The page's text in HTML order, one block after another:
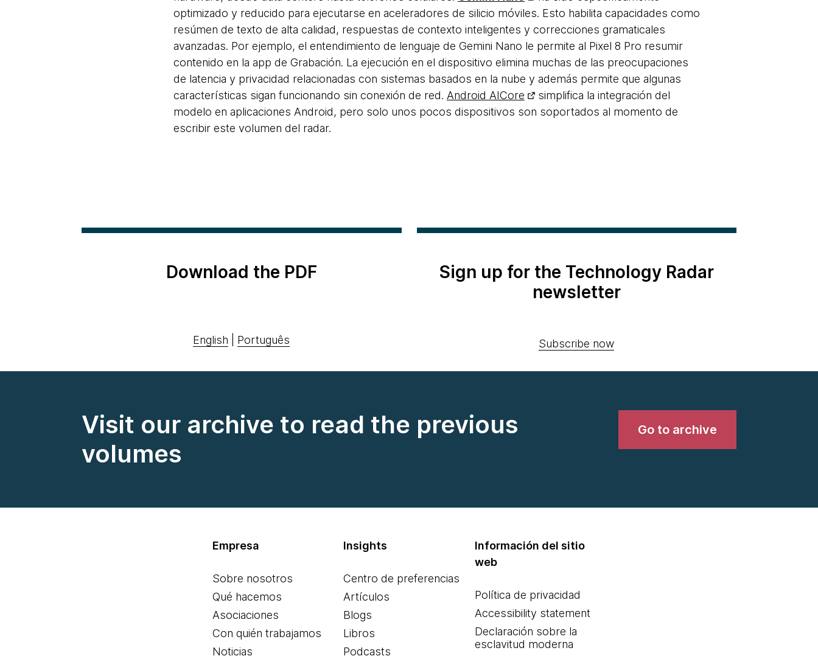
optimizado y reducido para ejecutarse en aceleradores de silicio móviles. Esto habilita capacidades como
resúmen de texto de alta calidad, respuestas de contexto inteligentes y correcciones gramaticales
avanzadas. Por ejemplo, el entendimiento de lenguaje de Gemini Nano le permite al Pixel 8 Pro resumir
contenido en la app de Grabación. La ejecución en el dispositivo elimina muchas de las preocupaciones
de latencia y privacidad relacionadas con sistemas basados en la nube y además permite que algunas
características sigan funcionando sin conexión de red. Android AICore
simplifica la integración del
modelo en aplicaciones Android, pero solo unos pocos dispositivos son soportados al momento de
escribir este volumen del radar.
Download the PDF
English Português
Sign up for the Technology Radar
newsletter
Subscribe now
Visit our archive to read the previous
volumes
Go to archive
Empresa
Sobre nosotros
Qué hacemos
Asociaciones
Con quién trabajamos
Noticias
Insights
Centro de preferencias
Artículos
Blogs
Libros
Podcasts
Información del sitio
web
Política de privacidad
Accessibility statement
Declaración sobre la
esclavitud moderna